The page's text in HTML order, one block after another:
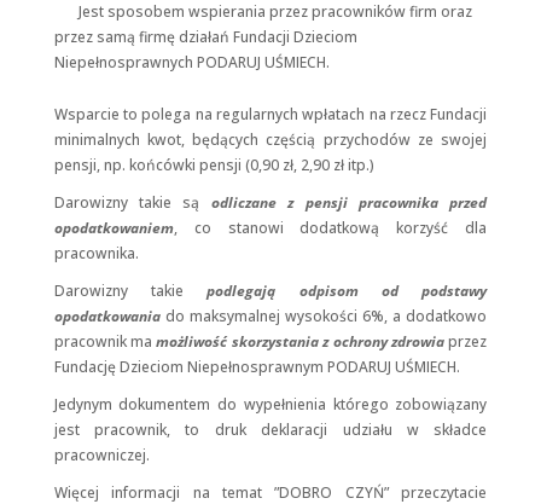
Jest sposobem wspierania przez pracowników firm oraz
przez samą firmę działań Fundacji Dzieciom
Niepełnosprawnych PODARUJ UŚMIECH.
Wsparcie to polega na regularnych wpłatach na rzecz Fundacji
minimalnych kwot, będących częścią przychodów ze swojej
pensji, np. końcówki pensji (0,90 zł, 2,90 zł itp.)
Darowizny takie są odliczane z pensji pracownika przed
opodatkowaniem, co stanowi dodatkową korzyść dla
pracownika.
Darowizny takiepodlegają odpisom od podstawy
opodatkowaniado maksymalnej wysokości 6%, a dodatkowo
pracownik mamożliwość skorzystania z ochrony zdrowiaprzez
Fundację Dzieciom Niepełnosprawnym PODARUJ UŚMIECH.
Jedynym dokumentem do wypełnienia którego zobowiązany
jest pracownik, to druk deklaracji udziału w składce
pracowniczej.
Więcej informacji na temat ”DOBRO CZYŃ” przeczytacie